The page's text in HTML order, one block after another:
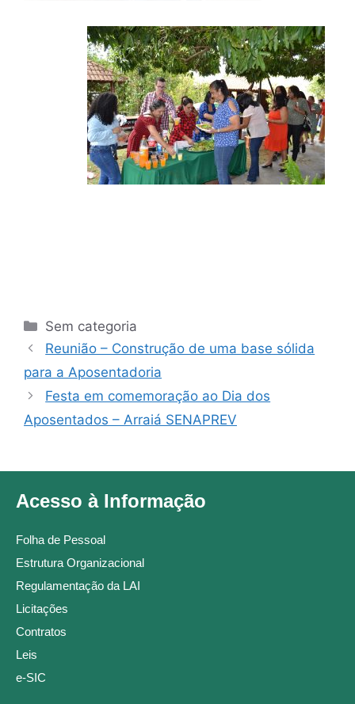
Sem categoria
Reunião – Construção de uma base sólida
para a Aposentadoria
Festa em comemoração ao Dia dos
Aposentados – Arraiá SENAPREV
Acesso à Informação
Folha de Pessoal
Estrutura Organizacional
Regulamentação da LAI
Licitações
Contratos
Leis
e-SIC